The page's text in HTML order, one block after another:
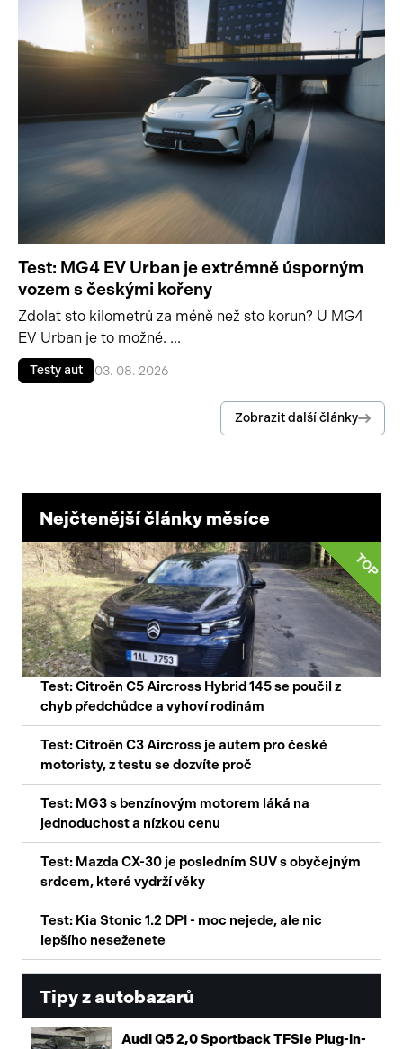
Test: MG4 EV Urban je extrémně úsporným
vozem s českými kořeny
Zdolat sto kilometrů za méně než sto korun? U MG4
EV Urban je to možné. ...
Testy aut 03. 08. 2026
Zobrazit další články
Nejčtenější články měsíce
TOP
Test: Citroën C5 Aircross Hybrid 145 se poučil z
chyb předchůdce a vyhoví rodinám
Test: Citroën C3 Aircross je autem pro české
motoristy, z testu se dozvíte proč
Test: MG3 s benzínovým motorem láká na
jednoduchost a nízkou cenu
Test: Mazda CX-30 je posledním SUV s obyčejným
srdcem, které vydrží věky
Test: Kia Stonic 1.2 DPI - moc nejede, ale nic
lepšího neseženete
Tipy z autobazarů
Audi Q5 2,0 Sportback TFSIe Plug-in-